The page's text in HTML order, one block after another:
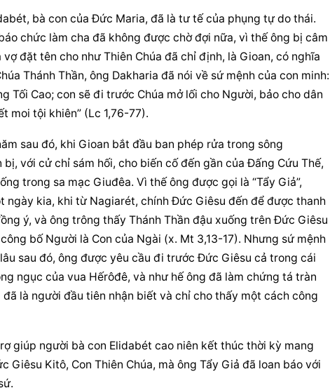
bà con của Đức Maria, đã là tư tế của phụng tự do thái.
chức làm cha đã không được chờ đợi nữa, vì thế ông bị câm
đặt tên cho như Thiên Chúa đã chỉ định, là Gioan, có nghĩa
Thánh Thần, ông Dakharia đã nói về sứ mệnh của con minh:
Tối Cao; con sẽ đi trước Chúa mở lối cho Người, bảo cho dân
moi tội khiên” (Lc 1,76-77).
sau đó, khi Gioan bắt đầu ban phép rửa trong sông
với cử chỉ sám hối, cho biến cố đến gần của Đấng Cứu Thế,
trong sa mạc Giuđêa. Vì thế ông được gọi là “Tẩy Giả”,
ngày kia, khi từ Nagiarét, chính Đức Giêsu đến để được thanh
ý, và ông trông thấy Thánh Thần đậu xuống trên Đức Giêsu
bố Người là Con của Ngài (x. Mt 3,13-17). Nhưng sứ mệnh
sau đó, ông được yêu cầu đi trước Đức Giêsu cả trong cái
ngục của vua Hếrôđê, và như hế ông đã làm chứng tá tràn
đã là người đầu tiên nhận biết và chỉ cho thấy một cách công
giúp người bà con Elidabét cao niên kết thúc thời kỳ mang
Kitô, Con Thiên Chúa, mà ông Tẩy Giả đã loan báo với